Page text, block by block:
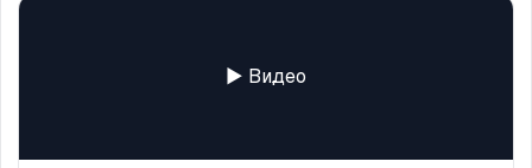
▶ Видео